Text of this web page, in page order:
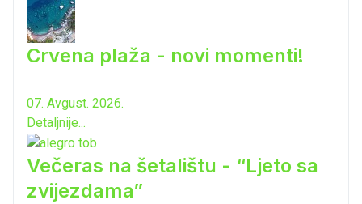
Crvena plaža - novi momenti!
07. Avgust. 2026.
Detaljnije...
Večeras na šetalištu - “Ljeto sa
zvijezdama”